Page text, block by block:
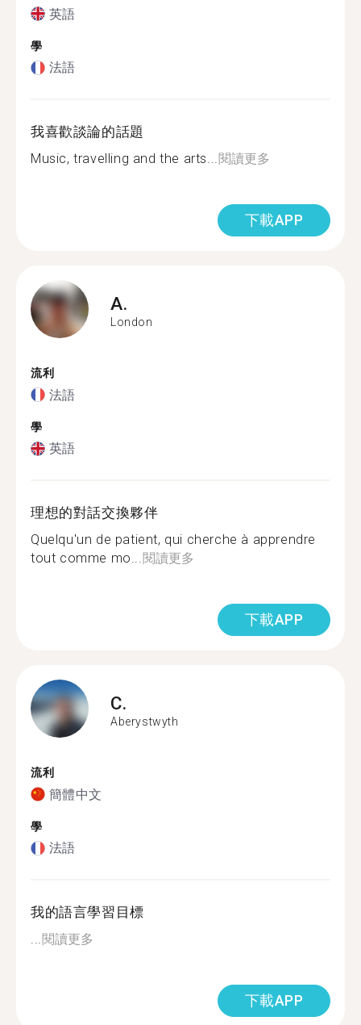
英語
學
法語
我喜歡談論的話題
Music, travelling and the arts...閱讀更多
下載APP
A.
London
流利
法語
學
英語
理想的對話交換夥伴
Quelqu'un de patient, qui cherche à apprendre
tout comme mo...閱讀更多
下載APP
C.
Aberystwyth
流利
簡體中文
學
法語
我的語言學習目標
...閱讀更多
下載APP